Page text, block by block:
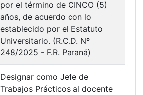
por el término de CINCO (5)
años, de acuerdo con lo
establecido por el Estatuto
Universitario. (R.C.D. Nº
248/2025 - F.R. Paraná)
Designar como Jefe de
Trabajos Prácticos al docente